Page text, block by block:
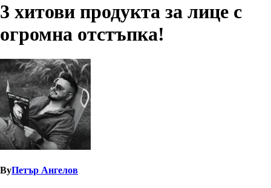
3 хитови продукта за лице с
огромна отстъпка!
ByПетър Ангелов